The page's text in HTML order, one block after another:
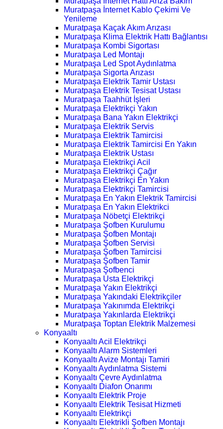
Muratpaşa İnternet Kablo Çekimi Ve
Yenileme
Muratpaşa Kaçak Akım Arızası
Muratpaşa Klima Elektrik Hattı Bağlantısı
Muratpaşa Kombi Sigortası
Muratpaşa Led Montajı
Muratpaşa Led Spot Aydınlatma
Muratpaşa Sigorta Arızası
Muratpaşa Elektrik Tamir Ustası
Muratpaşa Elektrik Tesisat Ustası
Muratpaşa Taahhüt İşleri
Muratpaşa Elektrikçi Yakın
Muratpaşa Bana Yakın Elektrikçi
Muratpaşa Elektrik Servis
Muratpaşa Elektrik Tamircisi
Muratpaşa Elektrik Tamircisi En Yakın
Muratpaşa Elektrik Ustası
Muratpaşa Elektrikçi Acil
Muratpaşa Elektrikçi Çağır
Muratpaşa Elektrikçi En Yakın
Muratpaşa Elektrikçi Tamircisi
Muratpaşa En Yakın Elektrik Tamircisi
Muratpaşa En Yakın Elektrikci
Muratpaşa Nöbetçi Elektrikçi
Muratpaşa Şofben Kurulumu
Muratpaşa Şofben Montajı
Muratpaşa Şofben Servisi
Muratpaşa Şofben Tamircisi
Muratpaşa Şofben Tamir
Muratpaşa Şofbenci
Muratpaşa Usta Elektrikçi
Muratpaşa Yakın Elektrikçi
Muratpaşa Yakındaki Elektrikçiler
Muratpaşa Yakınımda Elektrikçi
Muratpaşa Yakınlarda Elektrikçi
Muratpaşa Toptan Elektrik Malzemesi
Konyaaltı
Konyaaltı Acil Elektrikçi
Konyaaltı Alarm Sistemleri
Konyaaltı Avize Montajı Tamiri
Konyaaltı Aydınlatma Sistemi
Konyaaltı Çevre Aydınlatma
Konyaaltı Diafon Onarımı
Konyaaltı Elektrik Proje
Konyaaltı Elektrik Tesisat Hizmeti
Konyaaltı Elektrikçi
Konyaaltı Elektrikli Şofben Montajı